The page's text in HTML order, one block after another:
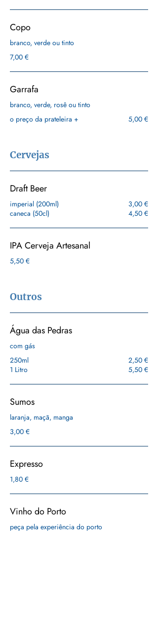
Copo
branco, verde ou tinto
7,00 €
Garrafa
branco, verde, rosê ou tinto
o preço da prateleira +
5,00 €
Cervejas
Draft Beer
imperial (200ml)
3,00 €
caneca (50cl)
4,50 €
IPA Cerveja Artesanal
5,50 €
Outros
Água das Pedras
com gás
250ml
2,50 €
1 Litro
5,50 €
Sumos
laranja, maçã, manga
3,00 €
Expresso
1,80 €
Vinho do Porto
peça pela experiência do porto